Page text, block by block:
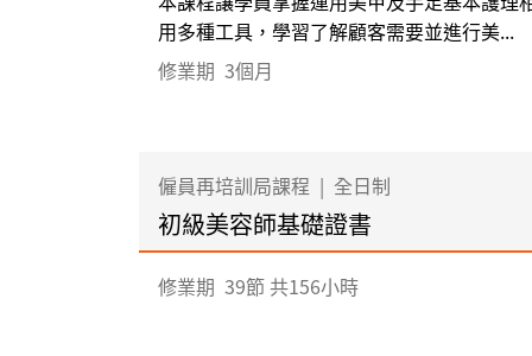
用多種工具，學習了解顧客需要並進行美...
修業期 3個月
僱員再培訓局課程 | 全日制
初級美容師基礎證書
修業期 39節 共156小時